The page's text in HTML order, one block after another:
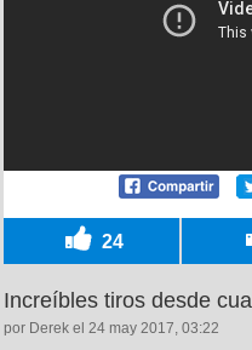
24
Increíbles tiros desde
por Derek el 24 may 2017, 03:22